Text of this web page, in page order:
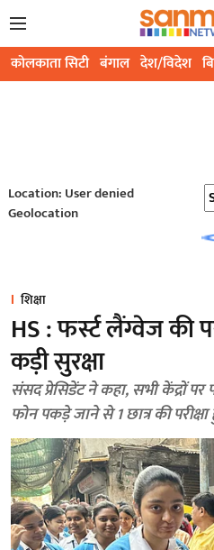
कोलकाता सिटी बंगाल देश/विदेश
Location: User denied
Geolocation
शिक्षा
HS : फर्स्ट लैंग्वेज की
कड़ी सुरक्षा
संसद प्रेसिडेंट ने कहा, सभी केंद्रों पर
फोन पकड़े जाने से 1 छात्र की परीक्षा